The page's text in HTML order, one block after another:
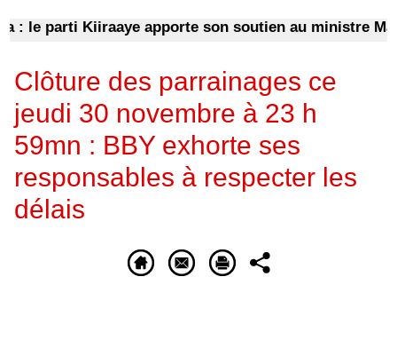
parti Kiiraaye apporte son soutien au ministre
Clôture des parrainages ce
jeudi 30 novembre à 23 h
59mn : BBY exhorte ses
responsables à respecter les
délais